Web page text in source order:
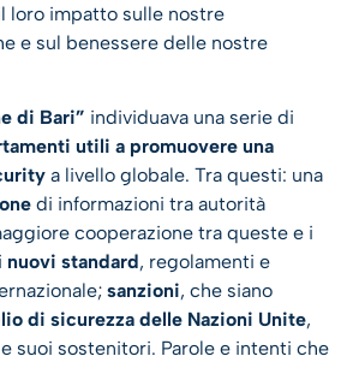
loro impatto sulle nostre
e sul benessere delle nostre
di Bari” individuava una serie di
utili a promuovere una
a livello globale. Tra questi: una
di informazioni tra autorità
cooperazione tra queste e i
nuovi standard, regolamenti e
sanzioni, che siano
di sicurezza delle Nazioni Unite,
suoi sostenitori. Parole e intenti che